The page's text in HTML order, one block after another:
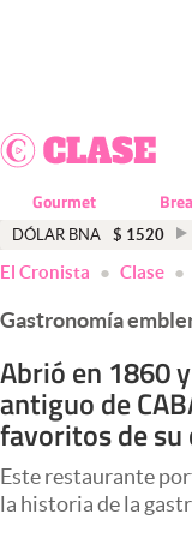
Dólar
Economía y Política
Finanzas y Mercados
Mercados Online
Negocios
Columnistas
Apertura
Gourmet
DÓLAR BNA $ 1520
El Cronista Clase
Gastronomía
Abrió en 1860
antiguo de
favoritos de su
Este restaurante
la historia de la